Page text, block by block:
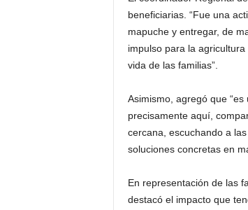
beneficiarias. “Fue una
mapuche y entregar, de
impulso para la
vida de las familias”.
Asimismo, agregó que
precisamente aquí,
cercana, escuchando a
soluciones concretas en
En representación de las
destacó el impacto que